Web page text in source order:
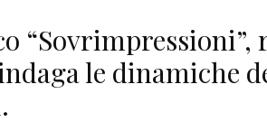
“Sovrimpressioni”,
le dinamiche